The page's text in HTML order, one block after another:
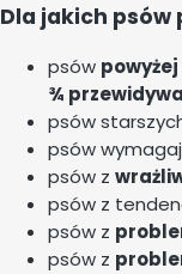
Dla jakich
psów powyżej
¾
psów
psów
psów z
psów z
psów z
psów z